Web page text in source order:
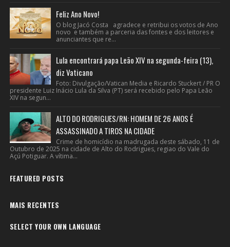
Feliz Ano Novo!
O blog Jacó Costa agradece e retribui os votos de Ano
novo e também a parceria das fontes e dos leitores e
anunciantes que re...
Lula encontrará papa Leão XIV na segunda-feira (13),
diz Vaticano
Foto: Divulgação/Vatican Media e Ricardo Stuckert / PR O
presidente Luiz Inácio Lula da Silva (PT) será recebido pelo Papa Leão
XIV na segun...
ALTO DO RODRIGUES/RN: HOMEM DE 26 ANOS É
ASSASSINADO A TIROS NA CIDADE
Crime de homicídio na madrugada deste sábado, 11 de
Outubro de 2025 na cidade de Alto do Rodrigues, regiao do Vale do
Açú Potiguar. A vítima...
FEATURED POSTS
MAIS RECENTES
SELECT YOUR OWN LANGUAGE